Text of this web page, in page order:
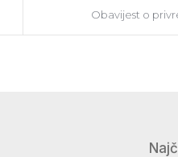
Obavijest o